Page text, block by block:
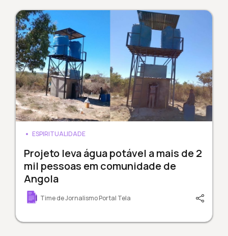
ESPIRITUALIDADE
Projeto leva água potável a mais de 2
mil pessoas em comunidade de
Angola
Time de Jornalismo Portal Tela